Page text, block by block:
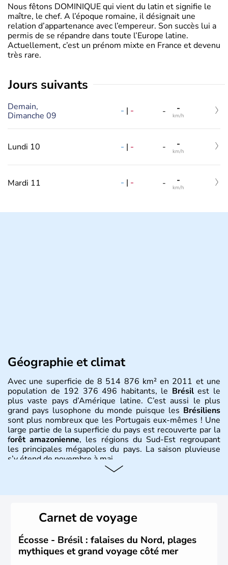
Nous fêtons DOMINIQUE qui vient du latin et signifie le
maître, le chef. A l’époque romaine, il désignait une
relation d’appartenance avec l’empereur. Son succès lui a
permis de se répandre dans toute l’Europe latine.
Actuellement, c’est un prénom mixte en France et devenu
très rare.
jours suivants
Demain,
Dimanche 09
- | - - -
km/h
Lundi 10 - | - - -
km/h
Mardi 11 - | - - -
km/h
Géographie et climat
Avec une superficie de 8 514 876 km² en 2011 et une
population de 192 376 496 habitants, le Brésilest le
plus vaste pays d’Amérique latine. C’est aussi le plus
grand pays lusophone du monde puisque les Brésiliens
sont plus nombreux que les Portugais eux-mêmes ! Une
large partie de la superficie du pays est recouverte par la
forêt amazonienne, les régions du Sud-Est regroupant
les principales mégapoles du pays. La saison pluvieuse
s’y étend de novembre à mai.
du Brésil ont été atteintes par le portugais Cabral en
1500. Durant le XVIe siècle, de très nombreux esclaves
venus d'Afrique ont permis une large exploitation des
ressources en sucre du pays.
Carnet de voyage
Écosse - Brésil : falaises du Nord, plages
mythiques et grand voyage côté mer